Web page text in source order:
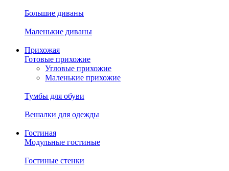
Большие диваны
Маленькие диваны
Прихожая
Готовые прихожие
Угловые прихожие
Маленькие прихожие
Тумбы для обуви
Вешалки для одежды
Гостиная
Модульные гостиные
Гостиные стенки